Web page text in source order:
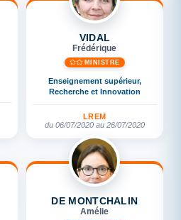
VIDAL
Frédérique
MINISTRE
Enseignement supérieur,
Recherche et Innovation
LREM
du 06/07/2020 au 26/07/2020
DE MONTCHALIN
Amélie